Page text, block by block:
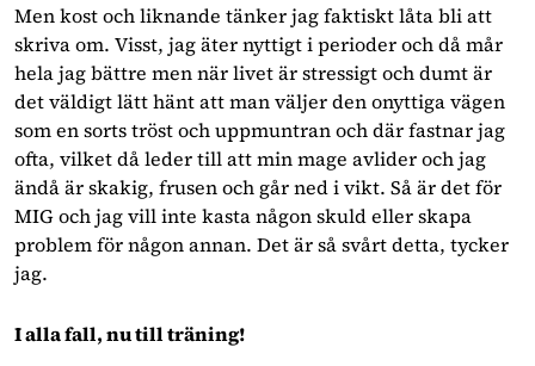
Men kost och liknande tänker jag faktiskt låta bli att
skriva om. Visst, jag äter nyttigt i perioder och då mår
hela jag bättre men när livet är stressigt och dumt är
det väldigt lätt hänt att man väljer den onyttiga vägen
som en sorts tröst och uppmuntran och där fastnar jag
ofta, vilket då leder till att min mage avlider och jag
ändå är skakig, frusen och går ned i vikt. Så är det för
MIG och jag vill inte kasta någon skuld eller skapa
problem för någon annan. Det är så svårt detta, tycker
jag.
I alla fall, nu till träning!